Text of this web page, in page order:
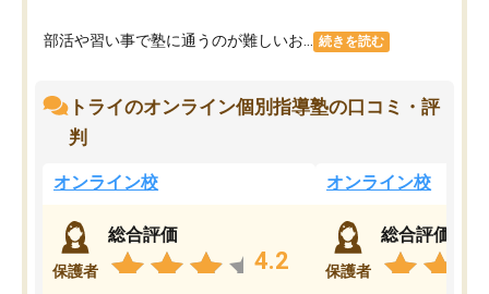
部活や習い事で塾に通うのが難しいお... 続きを読む
トライのオンライン個別指導塾の口コミ・評
判
オンライン校
保護者
総合評価
4.2
オンライン校
保護者
総合評価